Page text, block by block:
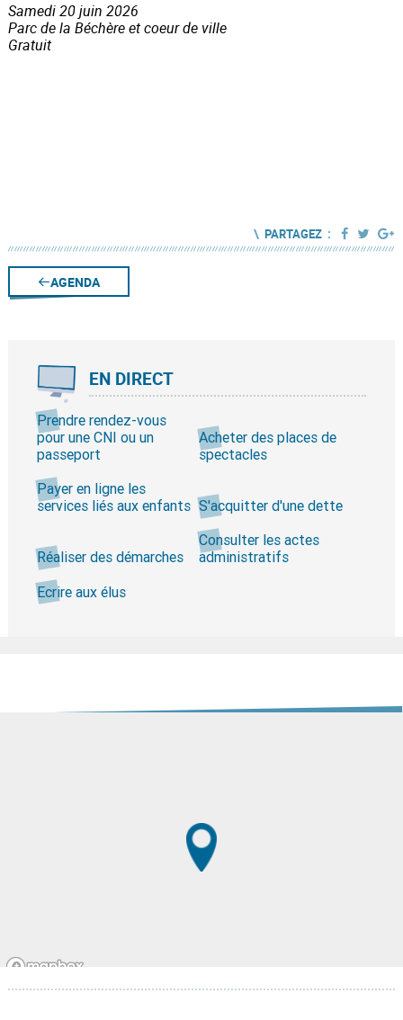
Samedi20juin 2026
Parc de la Béchère et coeur de ville
Gratuit
\ PARTAGEZ :
AGENDA
EN DIRECT
Prendre rendez-vous
pour une CNI ou un
passeport
Acheter des places de
spectacles
Payer en ligne les
services liés aux enfants S'acquitter d'une dette
Réaliser des démarches
Consulter les actes
administratifs
Ecrire aux élus